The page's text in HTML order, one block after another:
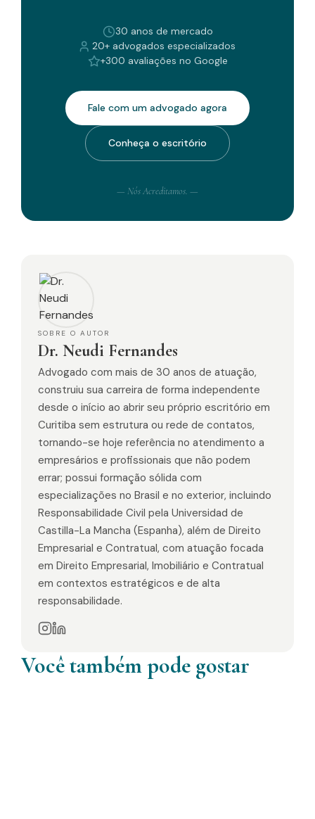
30 anos de mercado
20+ advogados especializados
+300 avaliações no Google
Fale com um advogado agora
Conheça o escritório
— Nós Acreditamos. —
SOBRE O AUTOR
Dr. Neudi Fernandes
Advogado com mais de 30 anos de atuação,
construiu sua carreira de forma independente
desde o início ao abrir seu próprio escritório em
Curitiba sem estrutura ou rede de contatos,
tornando-se hoje referência no atendimento a
empresários e profissionais que não podem
errar; possui formação sólida com
especializações no Brasil e no exterior, incluindo
Responsabilidade Civil pela Universidad de
Castilla-La Mancha (Espanha), além de Direito
Empresarial e Contratual, com atuação focada
em Direito Empresarial, Imobiliário e Contratual
em contextos estratégicos e de alta
responsabilidade.
Você também pode gostar